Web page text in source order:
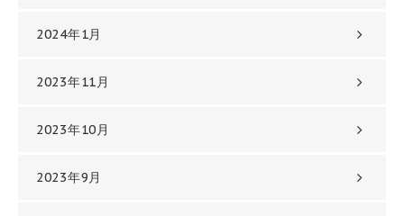
2024年1月
2023年11月
2023年10月
2023年9月